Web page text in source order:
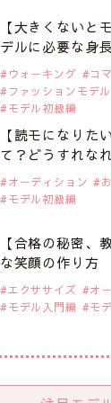
【大きくないと
デルに必要な身
ウォーキング
コ
ファッションモデル
モデル初級編
【読モになりた
て？どうすれな
オーディション
モデル初級編
【合格の秘密、
な笑顔の作り方
エクササイズ オ
モデル入門編
モ